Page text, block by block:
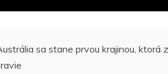
sa stane prvou krajinou, ktorá